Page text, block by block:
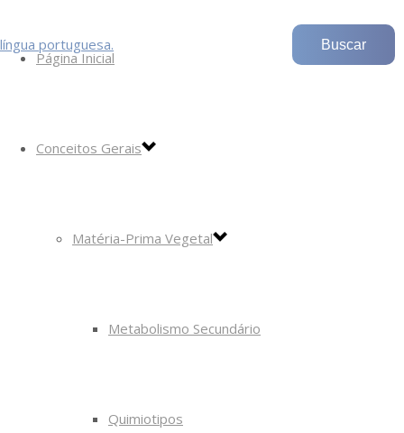
Página Inicial
Conceitos Gerais
Matéria-Prima Vegetal
Metabolismo Secundário
Quimiotipos